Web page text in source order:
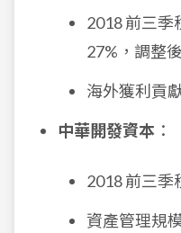
2018 前三季
27%，調整
海外獲利貢
中華開發資本 ：
2018 前三季
資產管理規